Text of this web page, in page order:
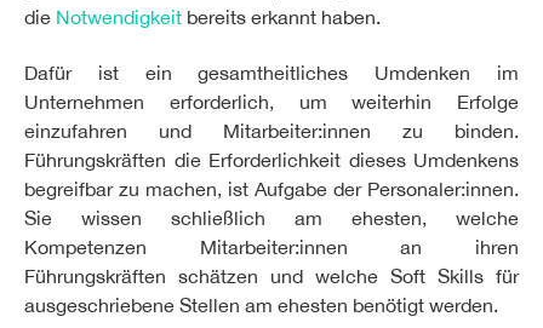
die Notwendigkeit bereits erkannt haben.
Dafür ist ein gesamtheitliches Umdenken im
Unternehmen erforderlich, um weiterhin Erfolge
einzufahren und Mitarbeiter:innen zu binden.
Führungskräften die Erforderlichkeit dieses Umdenkens
begreifbar zu machen, ist Aufgabe der Personaler:innen.
Sie wissen schließlich am ehesten, welche
Kompetenzen Mitarbeiter:innen an ihren
Führungskräften schätzen und welche Soft Skills für
ausgeschriebene Stellen am ehesten benötigt werden.